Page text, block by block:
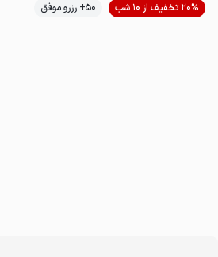
20% تخفیف از 10 شب
50+ رزرو موفق